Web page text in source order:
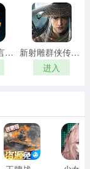
因狄斯的谎言游戏
新射雕群侠传之铁血丹心游戏
进入